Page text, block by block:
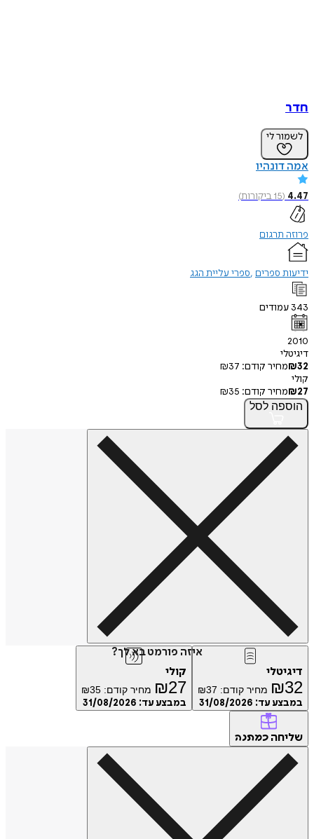
חדר
לשמור לי
אמה דונהיו
4.47
(
15ביקורות)
פרוזה תרגום
ידיעות ספרים ספרי עליית הגג
343 עמודים
2010
דיגיטלי
₪32 מחיר קודם: ₪37
קולי
₪27 מחיר קודם: ₪35
הוספה לסל
איזה פורמט בא לך?
דיגיטלי
₪32 מחיר קודם: ₪37
במבצע עד: 31/08/2026
קולי
₪27 מחיר קודם: ₪35
במבצע עד: 31/08/2026
שליחה כמתנה